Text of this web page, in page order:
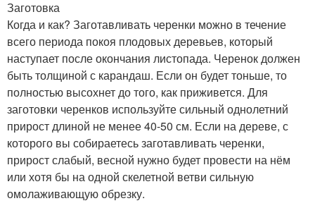
Заготовка
Когда и как? Заготавливать черенки можно в течение
всего периода покоя плодовых деревьев, который
наступает после окончания листопада. Черенок должен
быть толщиной с карандаш. Если он будет тоньше, то
полностью высохнет до того, как приживется. Для
заготовки черенков используйте сильный однолетний
прирост длиной не менее 40-50 см. Если на дереве, с
которого вы собираетесь заготавливать черенки,
прирост слабый, весной нужно будет провести на нём
или хотя бы на одной скелетной ветви сильную
омолаживающую обрезку.